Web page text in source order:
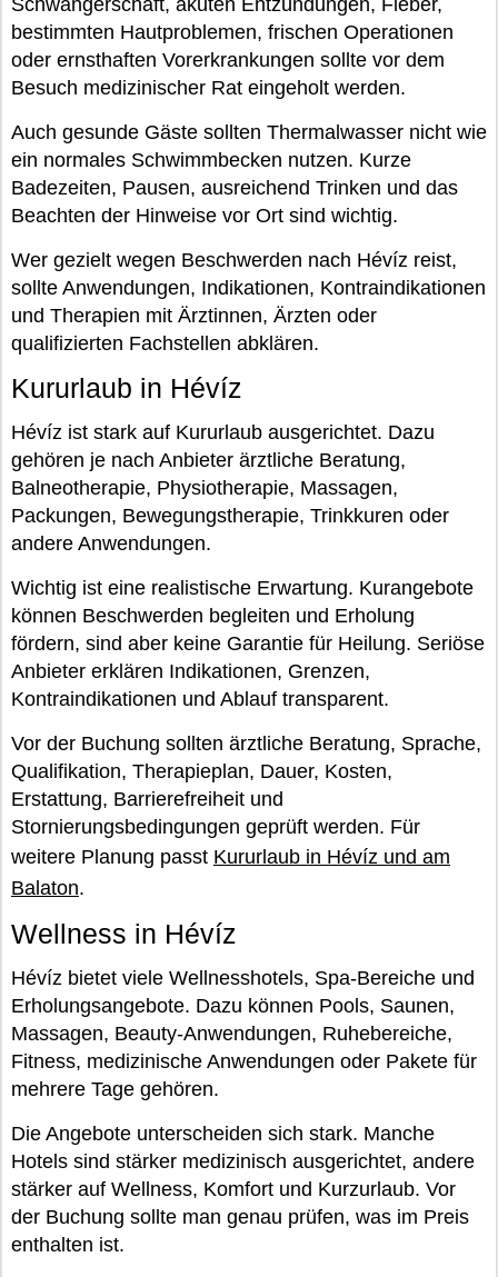
Schwangerschaft, akuten Entzündungen, Fieber,
bestimmten Hautproblemen, frischen Operationen
oder ernsthaften Vorerkrankungen sollte vor dem
Besuch medizinischer Rat eingeholt werden.
Auch gesunde Gäste sollten Thermalwasser nicht wie
ein normales Schwimmbecken nutzen. Kurze
Badezeiten, Pausen, ausreichend Trinken und das
Beachten der Hinweise vor Ort sind wichtig.
Wer gezielt wegen Beschwerden nach Hévíz reist,
sollte Anwendungen, Indikationen, Kontraindikationen
und Therapien mit Ärztinnen, Ärzten oder
qualifizierten Fachstellen abklären.
Kururlaub in Hévíz
Hévíz ist stark auf Kururlaub ausgerichtet. Dazu
gehören je nach Anbieter ärztliche Beratung,
Balneotherapie, Physiotherapie, Massagen,
Packungen, Bewegungstherapie, Trinkkuren oder
andere Anwendungen.
Wichtig ist eine realistische Erwartung. Kurangebote
können Beschwerden begleiten und Erholung
fördern, sind aber keine Garantie für Heilung. Seriöse
Anbieter erklären Indikationen, Grenzen,
Kontraindikationen und Ablauf transparent.
Vor der Buchung sollten ärztliche Beratung, Sprache,
Qualifikation, Therapieplan, Dauer, Kosten,
Erstattung, Barrierefreiheit und
Stornierungsbedingungen geprüft werden. Für
weitere Planung passt Kururlaub in Hévíz und am
Balaton.
Wellness in Hévíz
Hévíz bietet viele Wellnesshotels, Spa-Bereiche und
Erholungsangebote. Dazu können Pools, Saunen,
Massagen, Beauty-Anwendungen, Ruhebereiche,
Fitness, medizinische Anwendungen oder Pakete für
mehrere Tage gehören.
Die Angebote unterscheiden sich stark. Manche
Hotels sind stärker medizinisch ausgerichtet, andere
stärker auf Wellness, Komfort und Kurzurlaub. Vor
der Buchung sollte man genau prüfen, was im Preis
enthalten ist.